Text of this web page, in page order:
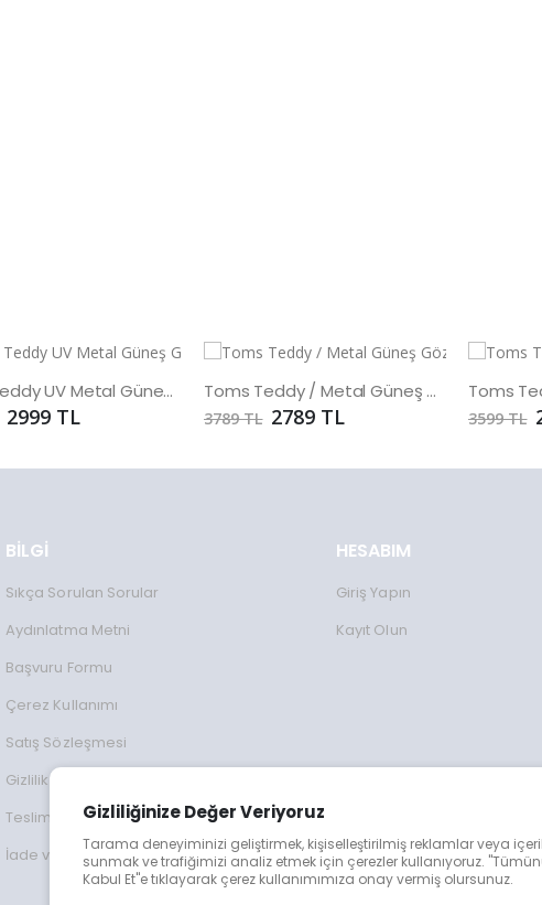
Gizliliğinize Değer Veriyoruz
Tarama deneyiminizi geliştirmek, kişiselleştirilmiş reklamlar veya
sunmak ve trafiğimizi analiz etmek için çerezler kullanıyoruz.
Kabul Et"e tıklayarak çerez kullanımımıza onay vermiş olursunuz.
Toms Teddy UV Metal Güneş Gözlüğü
2999 TL
Toms Teddy / Metal Güneş Gözlüğü
3789 TL 2789 TL 3599 TL
BİLGİ
Sıkça Sorulan Sorular
Aydınlatma Metni
Başvuru Formu
Çerez Kullanımı
Satış Sözleşmesi
Gizlilik Koşulları
Teslimat Bilgileri
İade ve Değişim
HESABIM
Giriş Yapın
Kayıt Olun